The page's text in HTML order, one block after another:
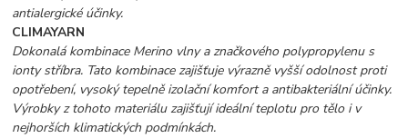
antialergické účinky.
CLIMAYARN
Dokonalá kombinace Merino vlny a značkového polypropylenu s
ionty stříbra. Tato kombinace zajišťuje výrazně vyšší odolnost proti
opotřebení, vysoký tepelně izolační komfort a antibakteriální účinky.
Výrobky z tohoto materiálu zajišťují ideální teplotu pro tělo i v
nejhorších klimatických podmínkách.